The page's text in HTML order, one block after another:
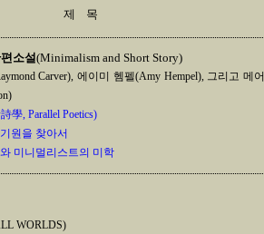
제 목
소설(Minimalism and Short Story)
Carver), 에이미 헴펠(Amy Hempel), 그리고 메어
學, Parallel Poetics)
원을 찾아서
미니멀리스트의 미학
WORLDS)